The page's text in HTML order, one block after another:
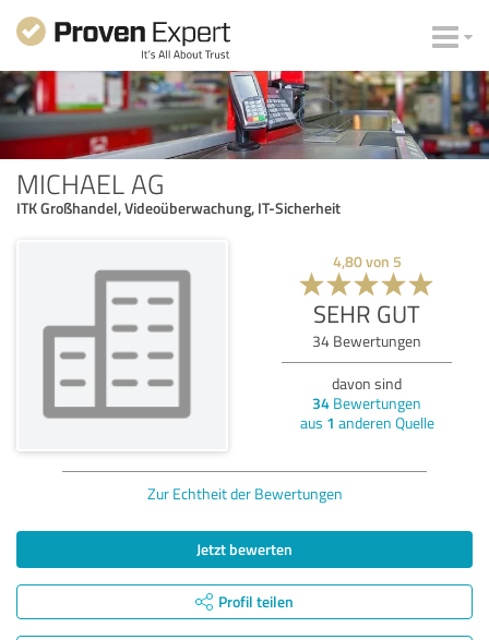
MICHAEL AG
ITK Großhandel, Videoüberwachung, IT-Sicherheit
4,80von 5
SEHR GUT
34 Bewertungen
davon sind
34 Bewertungen
aus 1 anderen Quelle
Zur Echtheit der Bewertungen
Jetzt bewerten
Profil teilen